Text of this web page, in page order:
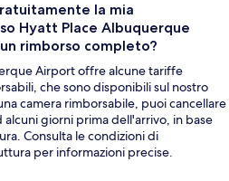
la mia
Hyatt Place Albuquerque
rimborso completo?
Airport offre alcune tariffe
che sono disponibili sul nostro
camera rimborsabile, puoi cancellare
alcuni giorni prima dell'arrivo, in base
Consulta le condizioni di
per informazioni precise.